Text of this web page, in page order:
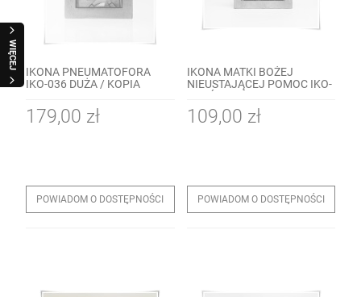
WIĘCEJ
IKONA PNEUMATOFORA
IKO-036 DUŻA / KOPIA
179,00 zł
POWIADOM O DOSTĘPNOŚCI
IKONA MATKI BOŻEJ
NIEUSTAJĄCEJ POMOC IKO-
109,00 zł
POWIADOM O DOSTĘPNOŚCI